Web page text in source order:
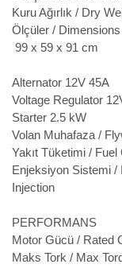
Kuru Ağırlık / Dry
Ölçüler /
99 x 59 x 91 cm
Alternator 12V 45A
Voltage Regulator
Starter 2.5 kW
Volan Muhafaza /
Yakıt Tüketimi /
Enjeksiyon Sistemi /
Injection
PERFORMANS
Motor Gücü / Rated
Maks Tork / Max